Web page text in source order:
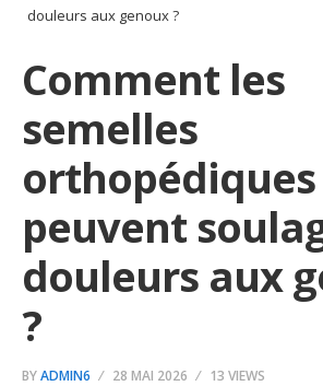
douleurs aux genoux ?
Comment les
semelles
orthopédiques
peuvent
douleurs aux
?
BYADMIN6 28 MAI 2026 13 VIEWS